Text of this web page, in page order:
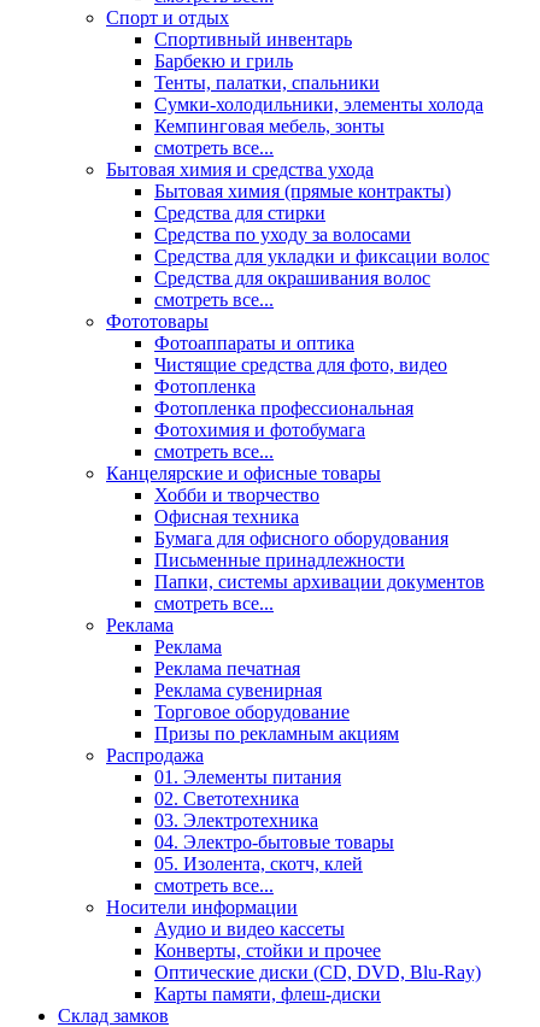
Спорт и отдых
Спортивный инвентарь
Барбекю и гриль
Тенты, палатки, спальники
Сумки-холодильники, элементы холода
Кемпинговая мебель, зонты
смотреть все...
Бытовая химия и средства ухода
Бытовая химия (прямые контракты)
Средства для стирки
Средства по уходу за волосами
Средства для укладки и фиксации волос
Средства для окрашивания волос
смотреть все...
Фототовары
Фотоаппараты и оптика
Чистящие средства для фото, видео
Фотопленка
Фотопленка профессиональная
Фотохимия и фотобумага
смотреть все...
Канцелярские и офисные товары
Хобби и творчество
Офисная техника
Бумага для офисного оборудования
Письменные принадлежности
Папки, системы архивации документов
смотреть все...
Реклама
Реклама
Реклама печатная
Реклама сувенирная
Торговое оборудование
Призы по рекламным акциям
Распродажа
01. Элементы питания
02. Светотехника
03. Электротехника
04. Электро-бытовые товары
05. Изолента, скотч, клей
смотреть все...
Носители информации
Аудио и видео кассеты
Конверты, стойки и прочее
Оптические диски (CD, DVD, Blu-Ray)
Карты памяти, флеш-диски
Склад замков